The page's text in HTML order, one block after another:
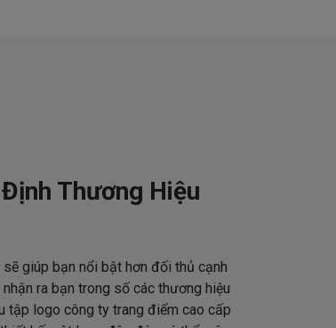
Thương Hiệu
giúp bạn nổi bật hơn đối thủ cạnh
ra bạn trong số các thương hiệu
tập logo công ty trang điểm cao cấp